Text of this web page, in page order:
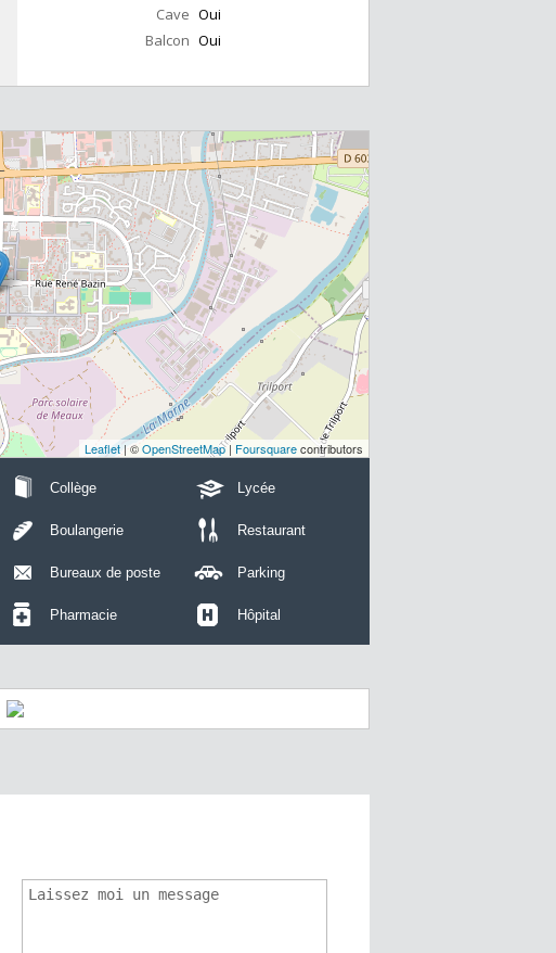
Cave Oui
Balcon Oui
Leaflet| ©OpenStreetMap| Foursquarecontributors
Collège Lycée
Boulangerie Restaurant
Bureaux de poste Parking
Pharmacie Hôpital